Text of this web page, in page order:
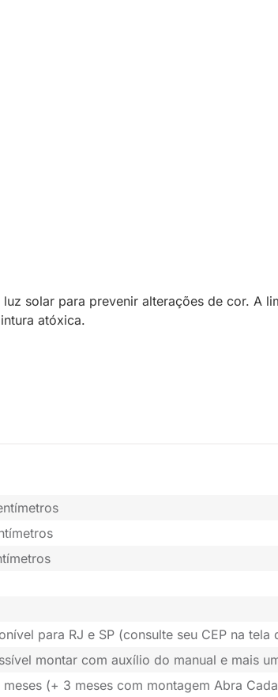
solar para prevenir alterações de cor. A
atóxica.
para RJ e SP (consulte seu CEP na tela
montar com auxílio do manual e mais
(+ 3 meses com montagem Abra